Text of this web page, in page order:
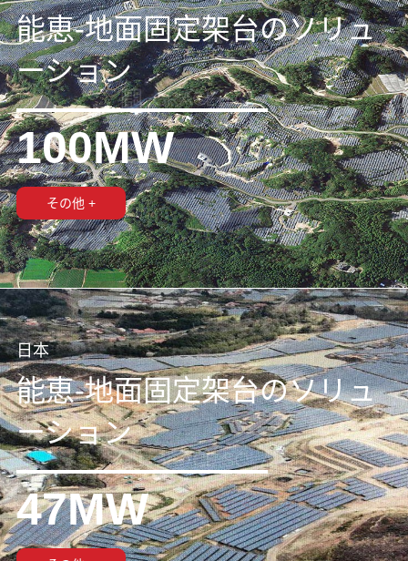
能恵-地面固定架台のソリュ
ーション
100MW
その他 +
日本
能恵-地面固定架台のソリュ
ーション
47MW